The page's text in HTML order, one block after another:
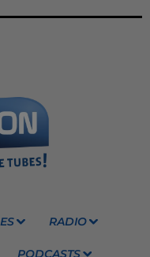
RADIO
PODCASTS